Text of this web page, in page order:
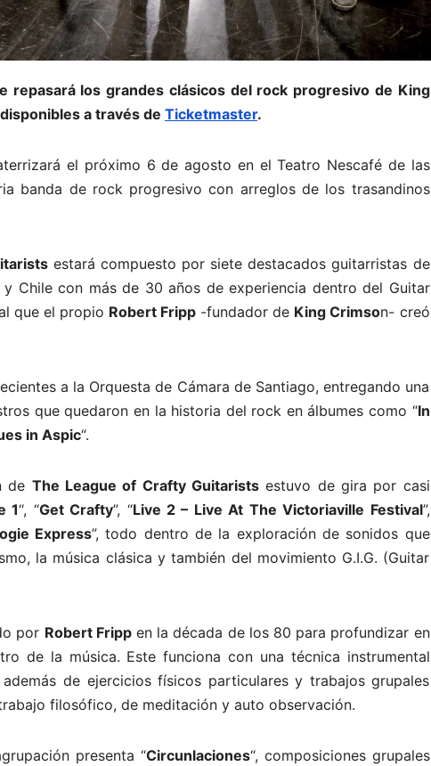
repasará los grandes clásicos del rock progresivo de King
a través de Ticketmaster.
el próximo 6 de agosto en el Teatro Nescafé de las
banda de rock progresivo con arreglos de los trasandinos
estará compuesto por siete destacados guitarristas de
Chile con más de 30 años de experiencia dentro del Guitar
que el propio Robert Fripp -fundador de King Crimson- creó
a la Orquesta de Cámara de Santiago, entregando una
que quedaron en la historia del rock en álbumes como “In
in Aspic“.
de The League of Crafty Guitarists estuvo de gira por casi
1“, “Get Crafty”, “Live 2 – Live At The Victoriaville Festival”,
Express”, todo dentro de la exploración de sonidos que
la música clásica y también del movimiento G.I.G. (Guitar
por Robert Frippen la década de los 80 para profundizar en
de la música. Este funciona con una técnica instrumental
de ejercicios físicos particulares y trabajos grupales
filosófico, de meditación y auto observación.
presenta “Circunlaciones“, composiciones grupales